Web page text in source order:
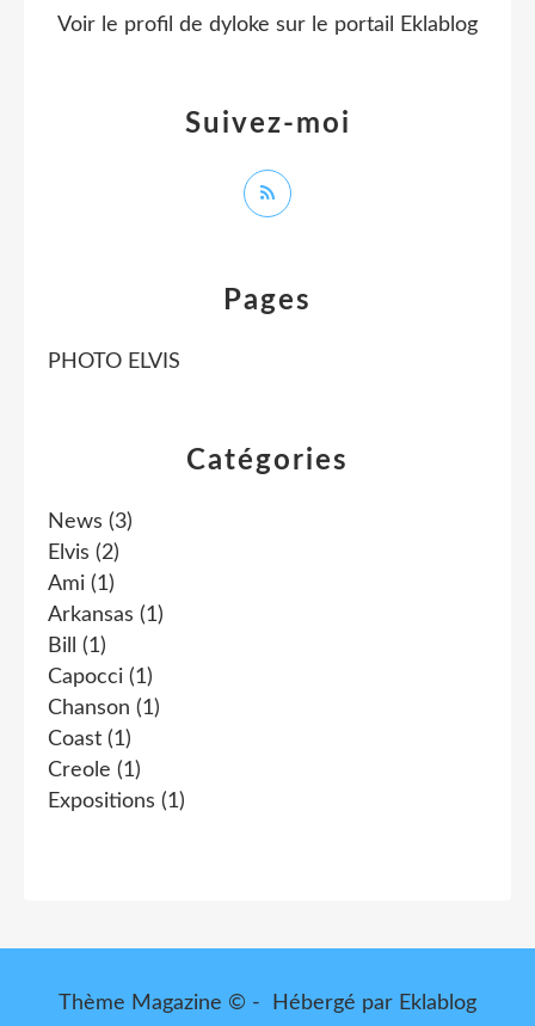
Catégories
News (3)
Elvis (2)
Ami (1)
Arkansas (1)
Bill
(1)
Capocci (1)
Chanson (1)
Coast (1)
Creole (1)
Expositions (1)
Pages
PHOTO ELVIS
Suivez-moi
Voir le profil de dyloke sur le portail Eklablog
Thème Magazine © - Hébergé par Eklablog